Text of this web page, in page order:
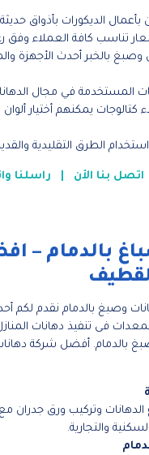
الديكورات بأذواق
تناسب كافة العملاء وفق
وصبغ بالخبر أحدث الأجهزة
المستخدمة في مجال
يمكنهم أختيار ألوان
الطرق التقليدية
اتصل بنا الأن راسلنا
بالدمام –
وصبغ بالدمام نقدم لكم
فى تنفيذ دهانات
بالدمام. أفضل شركة
الدهانات وتركيب ورق جدران
والتجارية.